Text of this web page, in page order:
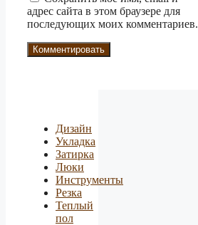
адрес сайта в этом браузере для
последующих моих комментариев.
Дизайн
Укладка
Затирка
Люки
Инструменты
Резка
Теплый
пол